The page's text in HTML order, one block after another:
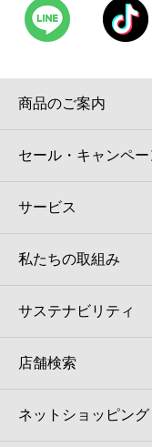
モバイルWi-Fiバッテ
荷物預かりサービス「
パウダースペース ラ
ソフトバンクギフト
商品のご案内
セール・キャンペー
サービス
私たちの取組み
サステナビリティ
店舗検索
ネットショッピング